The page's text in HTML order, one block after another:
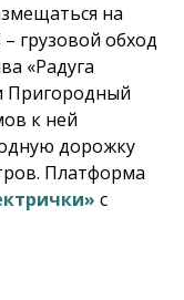
на
грузовой обход
«Радуга
Пригородный
к ней
дорожку
Платформа
с